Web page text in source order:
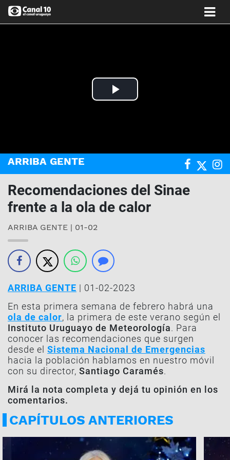
Play
ARRIBA GENTE
Recomendaciones del Sinae
frente a la ola de calor
ARRIBA GENTE | 01-02
ARRIBA GENTE | 01-02-2023
En esta primera semana de febrero habrá una
ola de calor, la primera de este verano según el
Instituto Uruguayo de Meteorología. Para
conocer las recomendaciones que surgen
desde el Sistema Nacional de Emergencias
hacia la población hablamos en nuestro móvil
con su director, Santiago Caramés.
Mirá la nota completa y dejá tu opinión en los
comentarios.
CAPÍTULOS ANTERIORES